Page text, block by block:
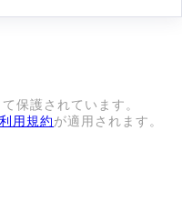
保護されています。
利用規約 が適用されます。